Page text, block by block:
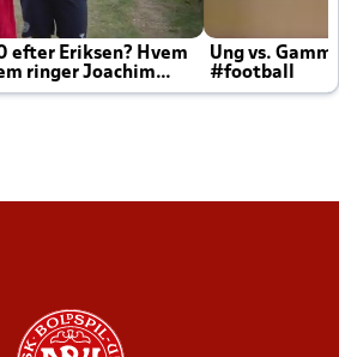
efter Eriksen? Hvem
ringer Joachim
Ung vs.
#football